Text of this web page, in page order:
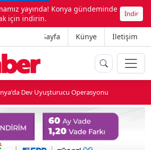
yayında! Konya gündeminde
için indirin.
İndir
Ana Sayfa Künye İletişim
Dev Uyuşturucu Operasyonu